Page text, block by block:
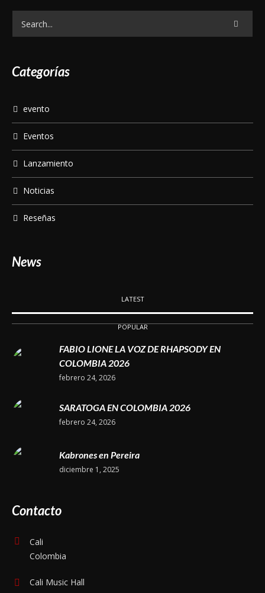
Categorías
evento
Eventos
Lanzamiento
Noticias
Reseñas
News
LATEST
POPULAR
FABIO LIONE LA VOZ DE RHAPSODY EN
COLOMBIA 2026
febrero 24, 2026
SARATOGA EN COLOMBIA 2026
febrero 24, 2026
Kabrones en Pereira
diciembre 1, 2025
Contacto
Cali
Colombia
Cali Music Hall